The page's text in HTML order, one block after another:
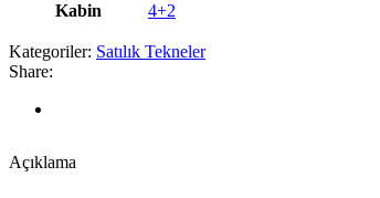
Kabin 4+2
Kategoriler: Satılık Tekneler
Share:
Açıklama